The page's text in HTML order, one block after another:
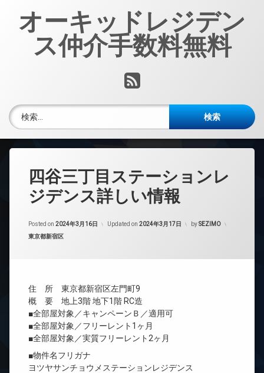
オーキッドレジデン
ス仲介手数料無料
RSS
検索:
四谷三丁目ステーションレ
ジデンス詳しい情報
Posted on 2024年3月16日 Updated on 2024年3月17日 bySEZIMO
カテゴリー:
東京都新宿区
住 所 東京都新宿区左門町9
概 要 地上3階 地下1階 RC造
■全部屋対象／キャンペーンＢ／適用可
■全部屋対象／フリーレント1ヶ月
■全部屋対象／実質フリーレント2ヶ月
■物件名フリガナ
ヨツヤサンチョウメステーションレジデンス